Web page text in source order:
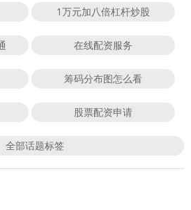
1万元加八倍杠杆炒股
在线配资服务
筹码分布图怎么看
股票配资申请
全部话题标签